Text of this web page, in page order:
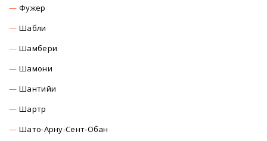
Фужер
Шабли
Шамбери
Шамони
Шантийи
Шартр
Шато-Арну-Сент-Обан